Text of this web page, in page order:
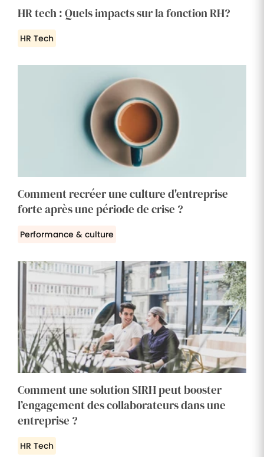
HR tech : Quels impacts sur la fonction RH?
HR Tech
Comment recréer une culture d'entreprise
forte après une période de crise ?
Performance & culture
Comment une solution SIRH peut booster
l’engagement des collaborateurs dans une
entreprise ?
HR Tech